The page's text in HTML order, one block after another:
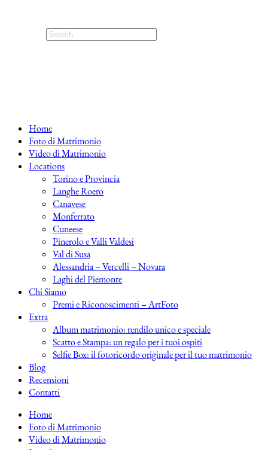
Home
Foto di Matrimonio
Video di Matrimonio
Locations
Torino e Provincia
Langhe Roero
Canavese
Monferrato
Cuneese
Pinerolo e Valli Valdesi
Val di Susa
Alessandria – Vercelli – Novara
Laghi del Piemonte
Chi Siamo
Premi e Riconoscimenti – ArtFoto
Extra
Album matrimonio: rendilo unico e speciale
Scatto e Stampa: un regalo per i tuoi ospiti
Selfie Box: il fotoricordo originale per il tuo matrimonio
Blog
Recensioni
Contatti
Home
Foto di Matrimonio
Video di Matrimonio